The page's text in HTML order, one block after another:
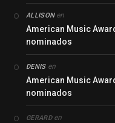
ALLISONen
American Music
nominados
DENISen
American Music
nominados
GERARDen